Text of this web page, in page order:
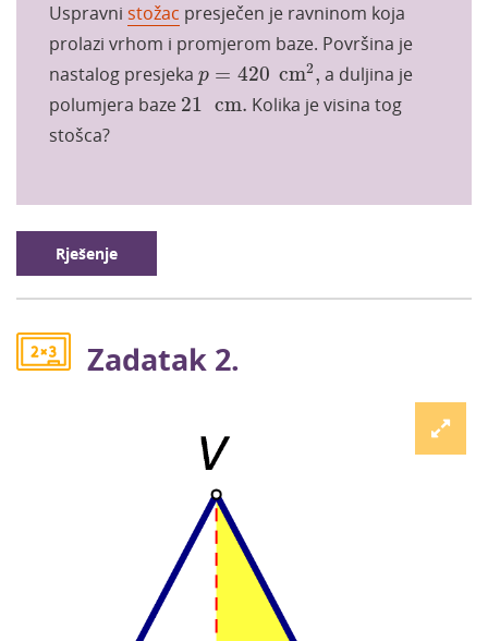
Uspravni stožac presječen je ravninom koja
prolazi vrhom i promjerom baze. Površina je
nastalog presjeka p = 420 cm2,
=420 cm , a duljina je
polumjera baze 21 cm.
21 cm. Kolika je visina tog
stošca?
Rješenje
Zadatak 2.